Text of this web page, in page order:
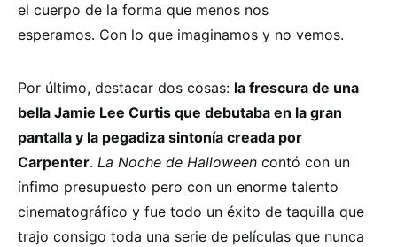
el cuerpo de la forma que menos nos
esperamos. Con lo que imaginamos y no vemos.
Por último, destacar dos cosas: la frescura de una
bella Jamie Lee Curtis que debutaba en la gran
pantalla y la pegadiza sintonía creada por
Carpenter. La Noche de Halloween contó con un
ínfimo presupuesto pero con un enorme talento
cinematográfico y fue todo un éxito de taquilla que
trajo consigo toda una serie de películas que nunca